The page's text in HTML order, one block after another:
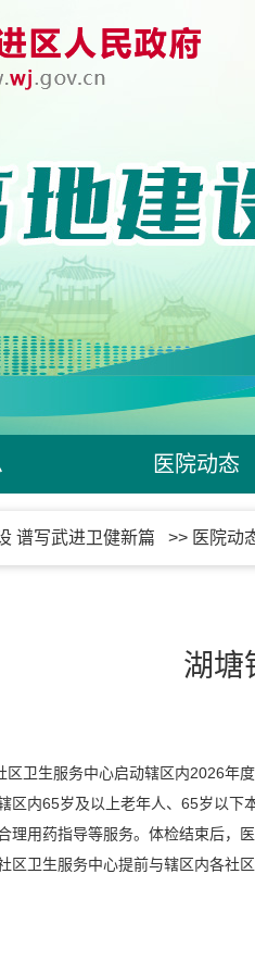
医院动态
谱写武进卫健新篇 >> 医院动
湖塘
卫生服务中心启动辖区内2026年度
区内65岁及以上老年人、65岁以
理用药指导等服务。体检结束后，
区卫生服务中心提前与辖区内各社